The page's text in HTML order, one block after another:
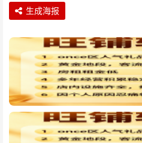
生成海报